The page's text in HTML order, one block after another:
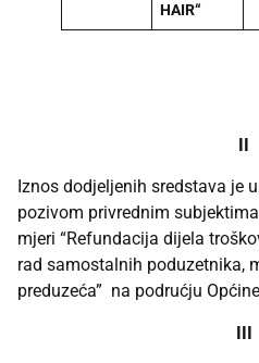
HAIR“
II
Iznos dodjeljenih sredstava je
pozivom privrednim
mjeri “Refundacija dijela
rad samostalnih poduzetnika,
preduzeća” na podrućju
III